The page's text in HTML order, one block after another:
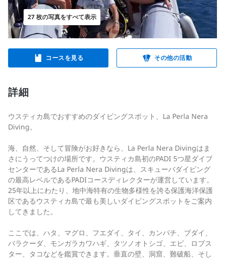
27 枚の写真をすべて表示
コースを見る その他の活動
詳細
ウスティカ島でおすすめのダイビングスポット、La Perla Nera
Diving。
海、自然、そして冒険がお好きなら、La Perla Nera Divingはま
さにうってつけの場所です。ウスティカ島初のPADI 5つ星ダイブ
センターであるLa Perla Nera Divingは、スキューバダイビング
の最高レベルであるPADIコースディレクターが運営しています。
25年以上にわたり、地中海特有の生物多様性を誇る保護海洋保護
区であるウスティカ島で最も美しいダイビングスポットをご案内
してきました。
ここでは、ハタ、マグロ、フエダイ、タイ、カンパチ、ブダイ、
バラクーダ、モンガラカワハギ、タツノオトシゴ、エビ、ロブス
ター、タコなどを鑑賞できます。垂直の壁、洞窟、難破船、そし